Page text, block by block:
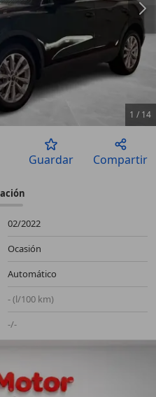
1 / 14
Guardar Compartir
02/2022
Ocasión
Automático
- (l/100 km)
-/-